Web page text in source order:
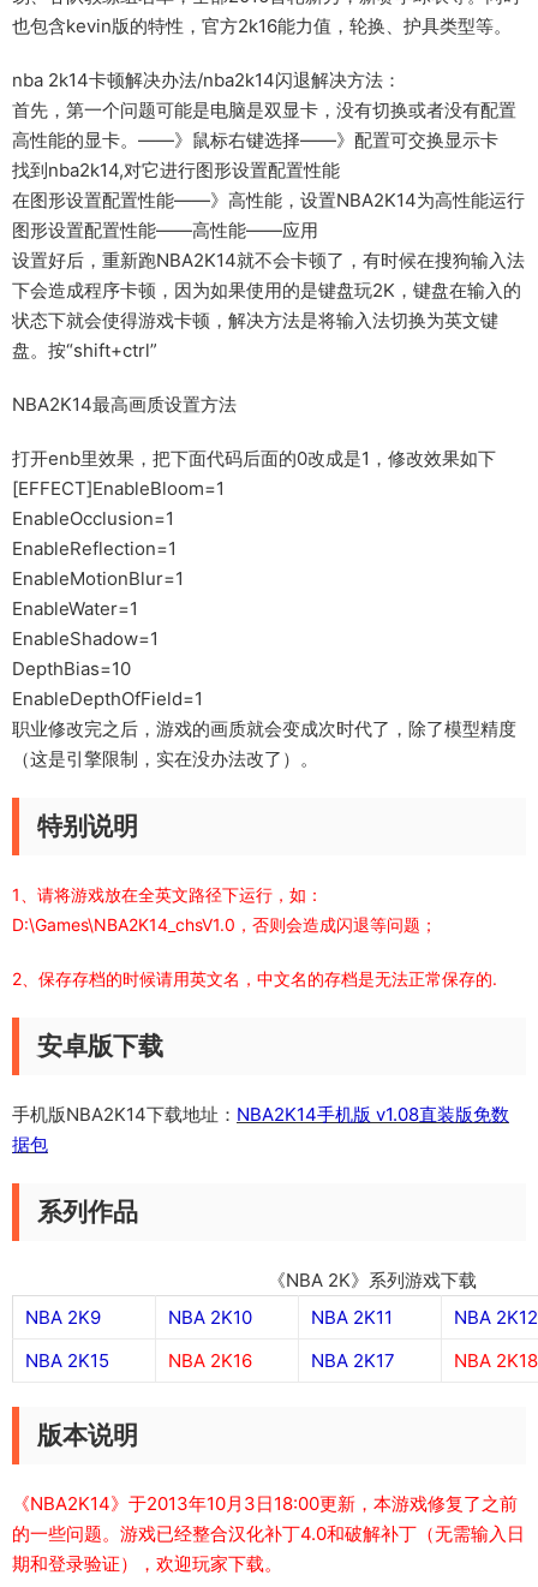
也包含kevin版的特性，官方2k16能力值，轮换、护具类型等。
nba 2k14卡顿解决办法/nba2k14闪退解决方法：
首先，第一个问题可能是电脑是双显卡，没有切换或者没有配置
高性能的显卡。——》鼠标右键选择——》配置可交换显示卡
找到nba2k14,对它进行图形设置配置性能
在图形设置配置性能——》高性能，设置NBA2K14为高性能运行
图形设置配置性能——高性能——应用
设置好后，重新跑NBA2K14就不会卡顿了，有时候在搜狗输入法
下会造成程序卡顿，因为如果使用的是键盘玩2K，键盘在输入的
状态下就会使得游戏卡顿，解决方法是将输入法切换为英文键
盘。按“shift+ctrl”
NBA2K14最高画质设置方法
打开enb里效果，把下面代码后面的0改成是1，修改效果如下
[EFFECT]EnableBloom=1
EnableOcclusion=1
EnableReflection=1
EnableMotionBlur=1
EnableWater=1
EnableShadow=1
DepthBias=10
EnableDepthOfField=1
职业修改完之后，游戏的画质就会变成次时代了，除了模型精度
（这是引擎限制，实在没办法改了）。
特别说明
1、请将游戏放在全英文路径下运行，如：
D:\Games\NBA2K14_chsV1.0，否则会造成闪退等问题；
2、保存存档的时候请用英文名，中文名的存档是无法正常保存的.
安卓版下载
手机版NBA2K14下载地址： NBA2K14手机版 v1.08直装版免数
据包
系列作品
《NBA 2K》系列游戏下载
NBA 2K9
NBA 2K10 NBA 2K11
NBA 2K12
NBA 2K15
NBA 2K16 NBA 2K17 NBA 2K18
版本说明
《NBA2K14》于2013年10月3日18:00更新，本游戏修复了之前
的一些问题。游戏已经整合汉化补丁4.0和破解补丁（无需输入日
期和登录验证），欢迎玩家下载。